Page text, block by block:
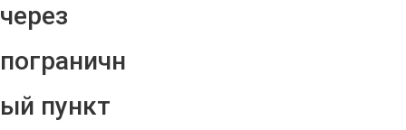
через
пограничн
ый пункт